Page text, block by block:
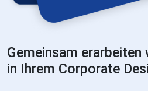
Gemeinsam
in Ihrem Corporate